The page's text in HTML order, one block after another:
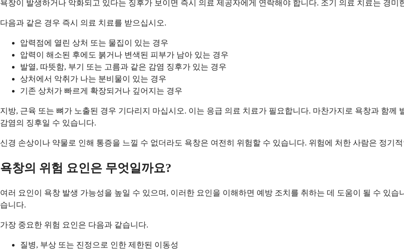
욕창이 발생하거나 악화되고 있다는 징후가 보이면 즉시 의료 제공자에게 연락해야 합니다. 조기 의료 치료는 경
다음과 같은 경우 즉시 의료 치료를 받으십시오.
압력점에 열린 상처 또는 물집이 있는 경우
압력이 해소된 후에도 붉거나 변색된 피부가 남아 있는 경우
발열, 따뜻함, 부기 또는 고름과 같은 감염 징후가 있는 경우
상처에서 악취가 나는 분비물이 있는 경우
기존 상처가 빠르게 확장되거나 깊어지는 경우
지방, 근육 또는 뼈가 노출된 경우 기다리지 마십시오. 이는 응급 의료 치료가 필요합니다. 마찬가지로 욕창과 함
감염의 징후일 수 있습니다.
신경 손상이나 약물로 인해 통증을 느낄 수 없더라도 욕창은 여전히 위험할 수 있습니다. 위험에 처한 사람은 정기
욕창의 위험 요인은 무엇일까요?
여러 요인이 욕창 발생 가능성을 높일 수 있으며, 이러한 요인을 이해하면 예방 조치를 취하는 데 도움이 될 수 있
습니다.
가장 중요한 위험 요인은 다음과 같습니다.
질병, 부상 또는 진정으로 인한 제한된 이동성